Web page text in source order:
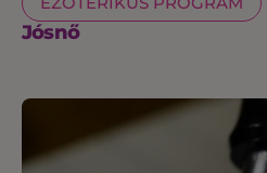
Jósnő